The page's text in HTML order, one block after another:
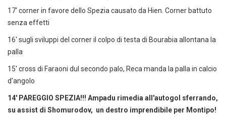
17' corner in favore dello Spezia causato da Hien. Corner battuto
senza effetti
16' sugli sviluppi del corner il colpo di testa di Bourabia allontana la
palla
15' cross di Faraoni dul secondo palo, Reca manda la palla in calcio
d'angolo
14' PAREGGIO SPEZIA!!! Ampadu rimedia all'autogol sferrando,
su assist di Shomurodov, un destro imprendibile per Montipo!